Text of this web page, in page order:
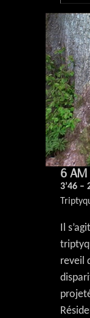
6 AM
3’46 –
Il
reveil